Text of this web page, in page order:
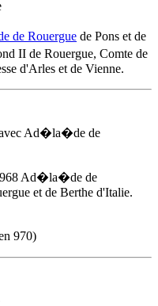
de Rouergue de Pons et de
II de Rouergue, Comte de
d'Arles et de Vienne.
Ad�la�de de
Ad�la�de de
et de Berthe d'Italie.
970)